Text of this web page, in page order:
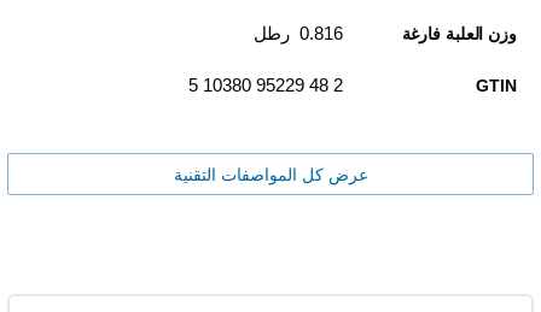
وزن العلبة فارغة 0.816 رطل
GTIN
2 48 95229 10380 5
عرض كل المواصفات التقنية